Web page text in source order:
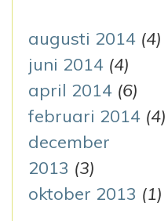
augusti 2014 (4)
juni 2014 (4)
april 2014 (6)
februari 2014 (4)
december
2013 (3)
oktober 2013 (1)